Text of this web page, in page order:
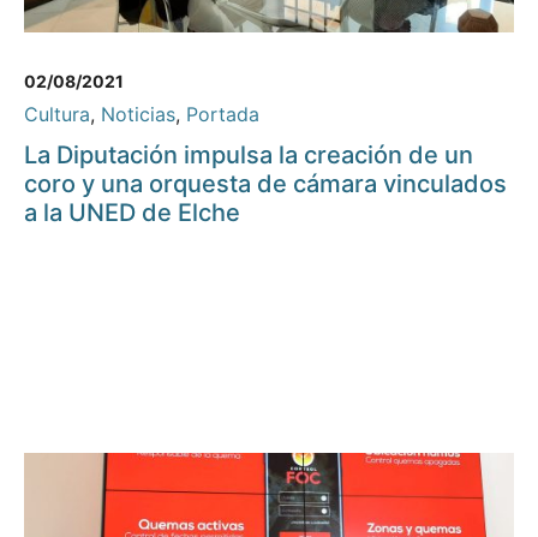
02/08/2021
Cultura, Noticias, Portada
La Diputación impulsa la creación de un
coro y una orquesta de cámara vinculados
a la UNED de Elche